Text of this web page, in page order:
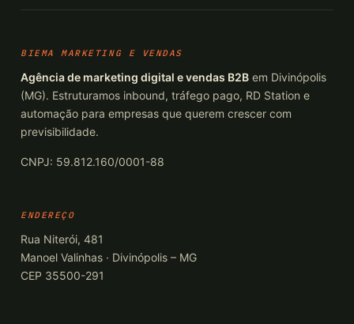
BIEMA MARKETING E VENDAS
Agência de marketing digital e vendas B2B em Divinópolis
(MG). Estruturamos inbound, tráfego pago, RD Station e
automação para empresas que querem crescer com
previsibilidade.
CNPJ: 59.812.160/0001-88
ENDEREÇO
Rua Niterói, 481
Manoel Valinhas · Divinópolis – MG
CEP 35500-291